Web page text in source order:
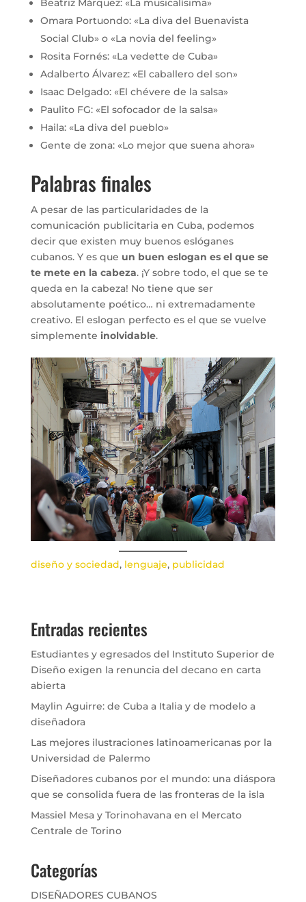
Beatriz Márquez: «La musicalísima»
Omara Portuondo: «La diva del Buenavista
Social Club» o «La novia del feeling»
Rosita Fornés: «La vedette de Cuba»
Adalberto Álvarez: «El caballero del son»
Isaac Delgado: «El chévere de la salsa»
Paulito FG: «El sofocador de la salsa»
Haila: «La diva del pueblo»
Gente de zona: «Lo mejor que suena ahora»
Palabras finales
A pesar de las particularidades de la
comunicación publicitaria en Cuba, podemos
decir que existen muy buenos eslóganes
cubanos. Y es que un buen eslogan es el que se
te mete en la cabeza. ¡Y sobre todo, el que se te
queda en la cabeza! No tiene que ser
absolutamente poético… ni extremadamente
creativo. El eslogan perfecto es el que se vuelve
simplemente inolvidable.
diseño y sociedad, lenguaje, publicidad
Entradas recientes
Estudiantes y egresados del Instituto Superior de
Diseño exigen la renuncia del decano en carta
abierta
Maylin Aguirre: de Cuba a Italia y de modelo a
diseñadora
Las mejores ilustraciones latinoamericanas por la
Universidad de Palermo
Diseñadores cubanos por el mundo: una diáspora
que se consolida fuera de las fronteras de la isla
Massiel Mesa y Torinohavana en el Mercato
Centrale de Torino
Categorías
DISEÑADORES CUBANOS